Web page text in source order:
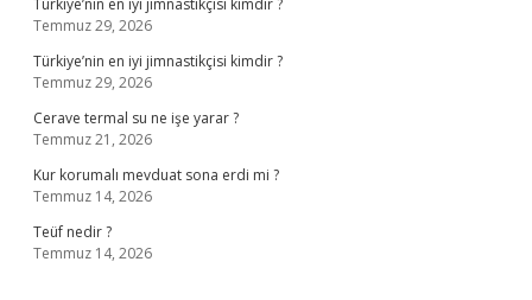
Türkiye’nin en iyi jimnastikçisi kimdir ?
Temmuz 29, 2026
Türkiye’nin en iyi jimnastikçisi kimdir ?
Temmuz 29, 2026
Cerave termal su ne işe yarar ?
Temmuz 21, 2026
Kur korumalı mevduat sona erdi mi ?
Temmuz 14, 2026
Teüf nedir ?
Temmuz 14, 2026